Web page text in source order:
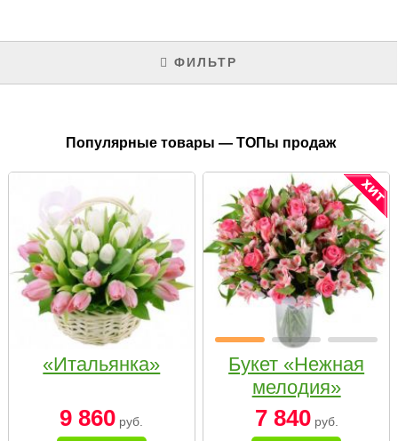
ФИЛЬТР
Популярные товары — ТОПы продаж
«Итальянка»
9 860 руб.
Букет «Нежная
мелодия»
7 840руб.